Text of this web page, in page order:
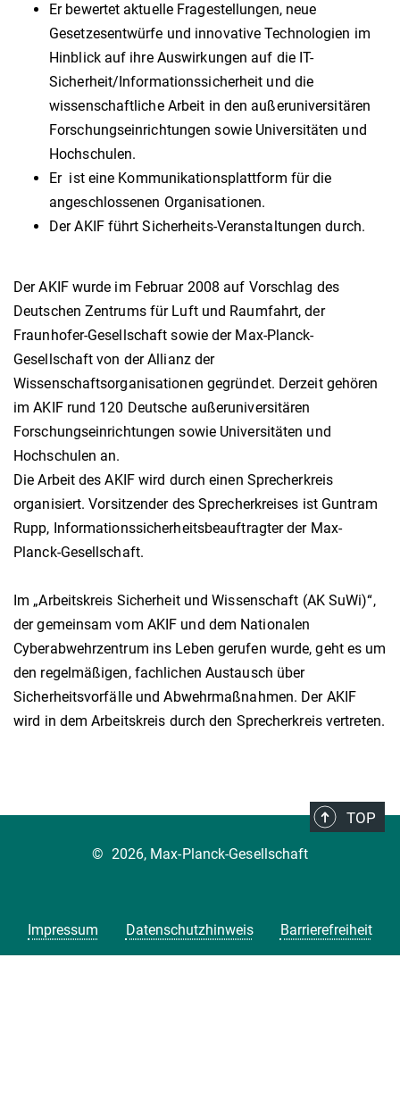
Er bewertet aktuelle Fragestellungen, neue
Gesetzesentwürfe und innovative Technologien im
Hinblick auf ihre Auswirkungen auf die IT-
Sicherheit/Informationssicherheit und die
wissenschaftliche Arbeit in den außeruniversitären
Forschungseinrichtungen sowie Universitäten und
Hochschulen.
Er ist eine Kommunikationsplattform für die
angeschlossenen Organisationen.
Der AKIF führt Sicherheits-Veranstaltungen durch.
Der AKIF wurde im Februar 2008 auf Vorschlag des
Deutschen Zentrums für Luft und Raumfahrt, der
Fraunhofer-Gesellschaft sowie der Max-Planck-
Gesellschaft von der Allianz der
Wissenschaftsorganisationen gegründet. Derzeit gehören
im AKIF rund 120 Deutsche außeruniversitären
Forschungseinrichtungen sowie Universitäten und
Hochschulen an.
Die Arbeit des AKIF wird durch einen Sprecherkreis
organisiert. Vorsitzender des Sprecherkreises ist Guntram
Rupp, Informationssicherheitsbeauftragter der Max-
Planck-Gesellschaft.
Im „Arbeitskreis Sicherheit und Wissenschaft (AK SuWi)“,
der gemeinsam vom AKIF und dem Nationalen
Cyberabwehrzentrum ins Leben gerufen wurde, geht es um
den regelmäßigen, fachlichen Austausch über
Sicherheitsvorfälle und Abwehrmaßnahmen. Der AKIF
wird in dem Arbeitskreis durch den Sprecherkreis vertreten.
TOP
Impressum Datenschutzhinweis Barrierefreiheit
© 2026, Max-Planck-Gesellschaft